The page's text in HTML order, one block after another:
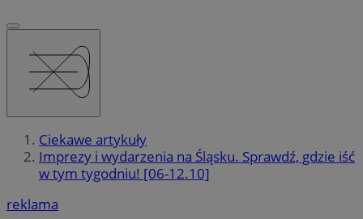
Ciekawe artykuły
Imprezy i wydarzenia na Śląsku. Sprawdź, gdzie iść
w tym tygodniu! [06-12.10]
reklama